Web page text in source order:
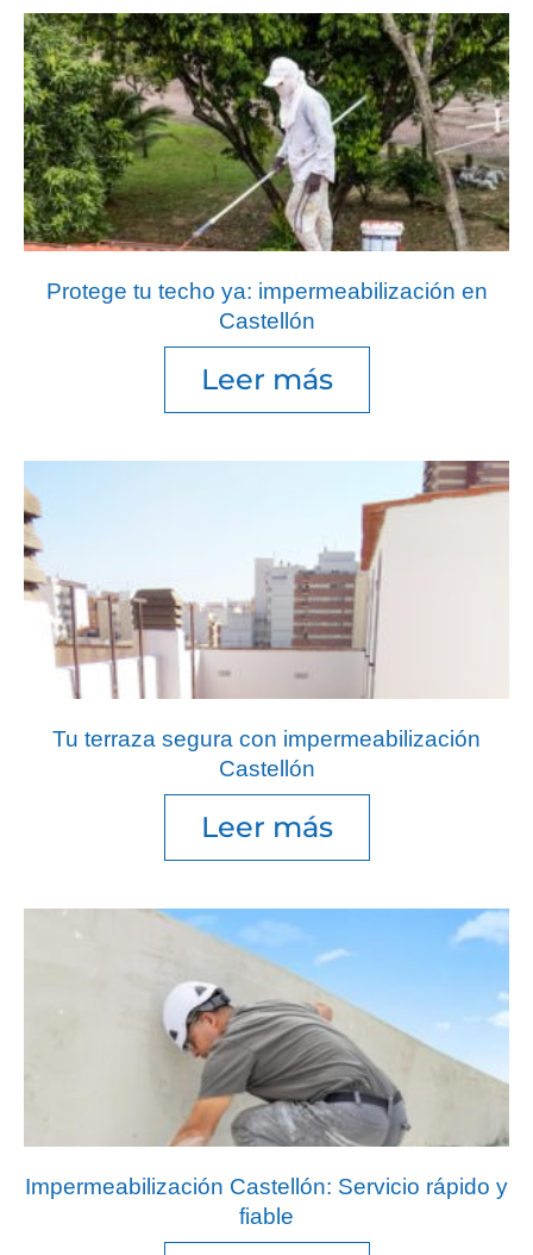
Protege tu techo ya: impermeabilización en
Castellón
Leer más
Tu terraza segura con impermeabilización
Castellón
Leer más
Impermeabilización Castellón: Servicio rápido y
fiable